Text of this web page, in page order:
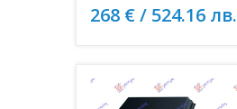
268 € / 524.16 лв.